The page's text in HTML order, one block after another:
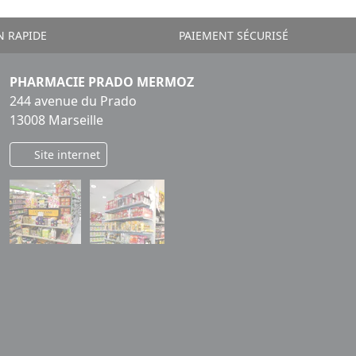
RAPIDE PAIEMENT SÉCURISÉ
PHARMACIE PRADO MERMOZ
244 avenue du Prado
13008 Marseille
Site internet